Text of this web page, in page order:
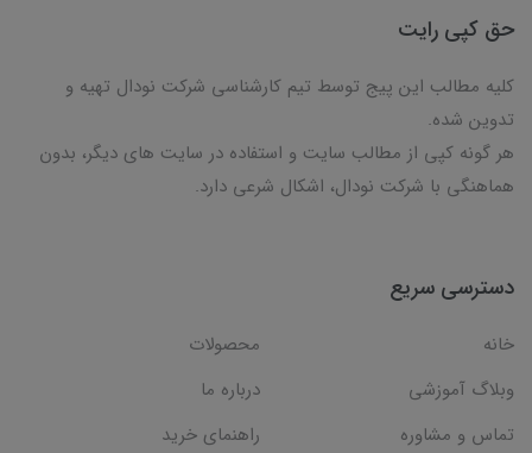
حق کپی رایت
کلیه مطالب این پیج توسط تیم کارشناسی شرکت نودال تهیه و
تدوین شده.
هر گونه کپی از مطالب سایت و استفاده در سایت های دیگر، بدون
هماهنگی با شرکت نودال، اشکال شرعی دارد.
دسترسی سریع
خانه
محصولات
وبلاگ آموزشی
درباره ما
تماس و مشاوره
راهنمای خرید